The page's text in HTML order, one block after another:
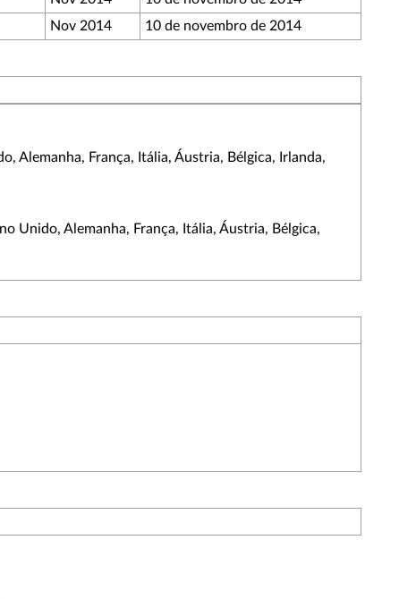
Nov 2014 10 de novembro de 2014
Alemanha, França, Itália, Áustria, Bélgica, Irlanda,
Unido, Alemanha, França, Itália, Áustria, Bélgica,